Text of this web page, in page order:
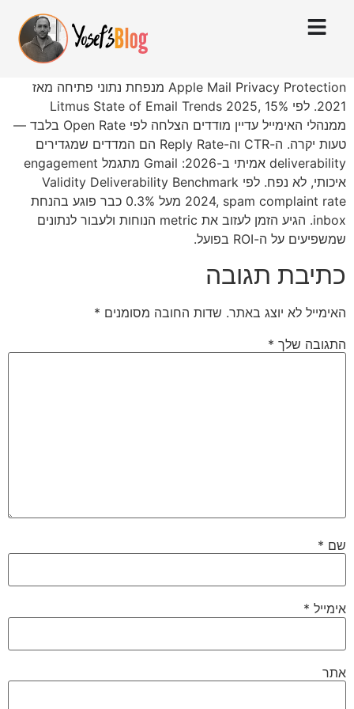
Apple Mail Privacy Protection מנפחת נתוני פתיחה מאז
2021. לפי Litmus State of Email Trends 2025, 15%
ממנהלי האימייל עדיין מודדים הצלחה לפי Open Rate בלבד —
טעות יקרה. ה-CTR וה-Reply Rate הם המדדים שמגדירים
deliverability אמיתי ב-2026: Gmail מתגמל engagement
איכותי, לא נפח. לפי Validity Deliverability Benchmark
2024, spam complaint rate מעל 0.3% כבר פוגע בהנחת
inbox. הגיע הזמן לעזוב את metric הנוחות ולעבור לנתונים
שמשפיעים על ה-ROI בפועל.
כתיבת תגובה
האימייל לא יוצג באתר. שדות החובה מסומנים *
התגובה שלך *
שם *
אימייל *
אתר